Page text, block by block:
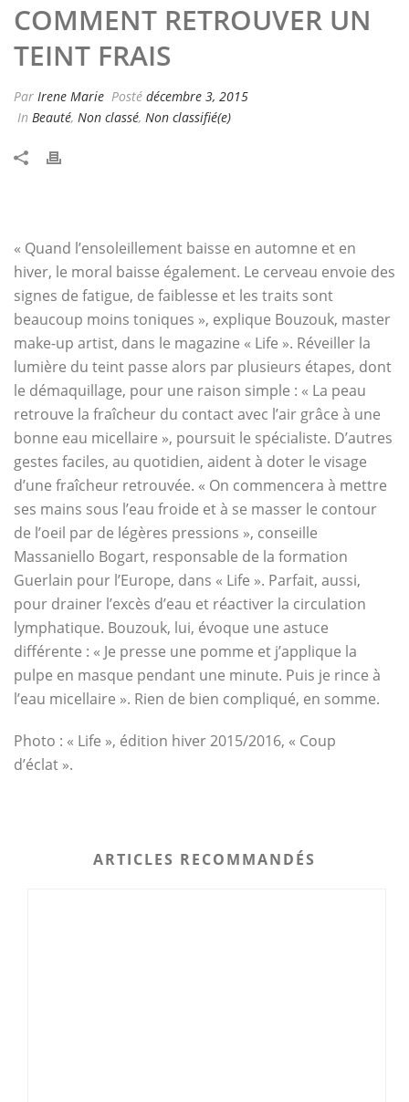
COMMENT RETROUVER UN
TEINT FRAIS
Par Irene Marie Posté décembre 3, 2015
In Beauté, Non classé, Non classifié(e)
« Quand l’ensoleillement baisse en automne et en
hiver, le moral baisse également. Le cerveau envoie des
signes de fatigue, de faiblesse et les traits sont
beaucoup moins toniques », explique Bouzouk, master
make-up artist, dans le magazine « Life ». Réveiller la
lumière du teint passe alors par plusieurs étapes, dont
le démaquillage, pour une raison simple : « La peau
retrouve la fraîcheur du contact avec l’air grâce à une
bonne eau micellaire », poursuit le spécialiste. D’autres
gestes faciles, au quotidien, aident à doter le visage
d’une fraîcheur retrouvée. « On commencera à mettre
ses mains sous l’eau froide et à se masser le contour
de l’oeil par de légères pressions », conseille
Massaniello Bogart, responsable de la formation
Guerlain pour l’Europe, dans « Life ». Parfait, aussi,
pour drainer l’excès d’eau et réactiver la circulation
lymphatique. Bouzouk, lui, évoque une astuce
différente : « Je presse une pomme et j’applique la
pulpe en masque pendant une minute. Puis je rince à
l’eau micellaire ». Rien de bien compliqué, en somme.
Photo : « Life », édition hiver 2015/2016, « Coup
d’éclat ».
ARTICLES RECOMMANDÉS